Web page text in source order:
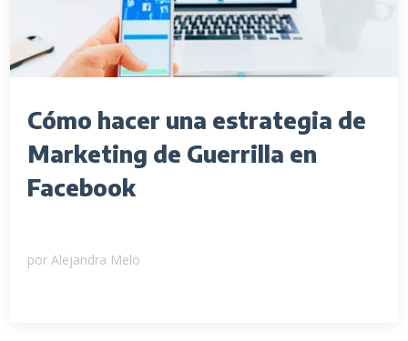
Cómo hacer una estrategia de
Marketing de Guerrilla en
Facebook
porAlejandra Melo